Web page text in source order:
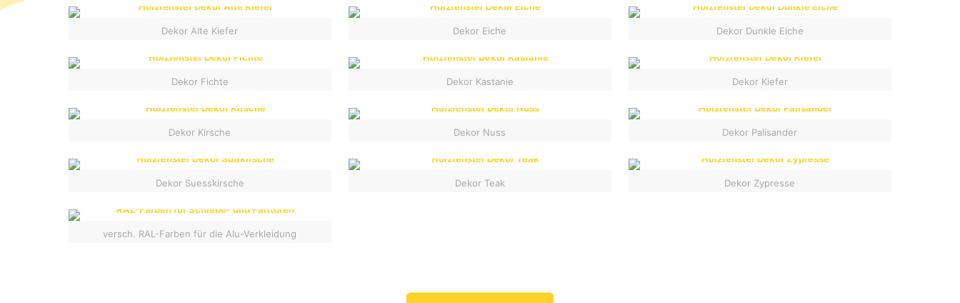
Dekor Alte Kiefer Dekor Eiche Dekor Dunkle Eiche
Dekor Fichte Dekor Kastanie Dekor Kiefer
Dekor Kirsche Dekor Nuss Dekor Palisander
Dekor Suesskirsche Dekor Teak Dekor Zypresse
versch. RAL-Farben für die Alu-Verkleidung